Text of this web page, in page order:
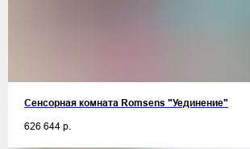
Сенсорная комната Romsens "Уединение"
626 644 р.